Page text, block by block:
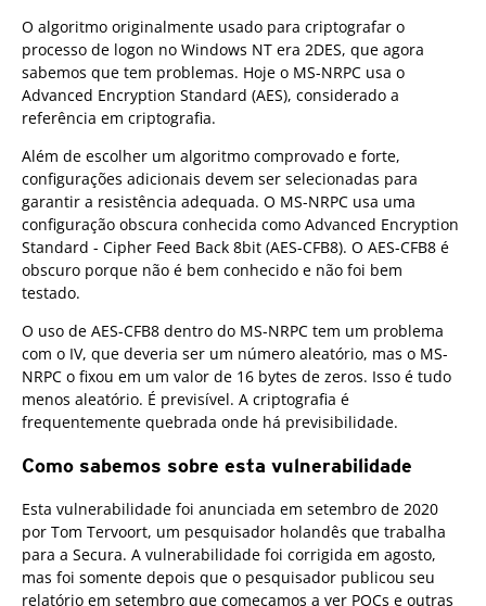
O algoritmo originalmente usado para criptografar o
processo de logon no Windows NT era 2DES, que agora
sabemos que tem problemas. Hoje o MS-NRPC usa o
Advanced Encryption Standard (AES), considerado a
referência em criptografia.
Além de escolher um algoritmo comprovado e forte,
configurações adicionais devem ser selecionadas para
garantir a resistência adequada. O MS-NRPC usa uma
configuração obscura conhecida como Advanced Encryption
Standard - Cipher Feed Back 8bit (AES-CFB8). O AES-CFB8 é
obscuro porque não é bem conhecido e não foi bem
testado.
O uso de AES-CFB8 dentro do MS-NRPC tem um problema
com o IV, que deveria ser um número aleatório, mas o MS-
NRPC o fixou em um valor de 16 bytes de zeros. Isso é tudo
menos aleatório. É previsível. A criptografia é
frequentemente quebrada onde há previsibilidade.
Como sabemos sobre esta vulnerabilidade
Esta vulnerabilidade foi anunciada em setembro de 2020
por Tom Tervoort, um pesquisador holandês que trabalha
para a Secura. A vulnerabilidade foi corrigida em agosto,
mas foi somente depois que o pesquisador publicou seu
relatório em setembro que começamos a ver POCs e outras